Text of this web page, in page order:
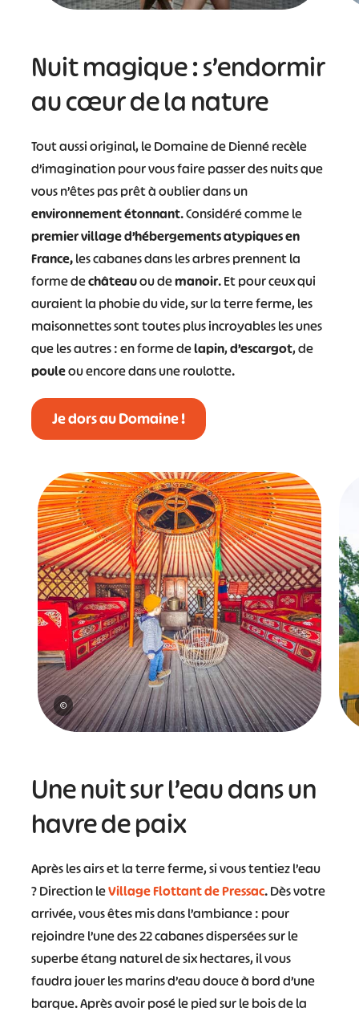
Nuit magique : s’endormir
au cœur de la nature
Tout aussi original, le Domaine de Dienné recèle
d’imagination pour vous faire passer des nuits que
vous n’êtes pas prêt à oublier dans un
environnement étonnant. Considéré comme le
premier village d’hébergements atypiques en
France,les cabanes dans les arbres prennent la
forme dechâteauou demanoir. Et pour ceux qui
auraient la phobie du vide, sur la terre ferme, les
maisonnettes sont toutes plus incroyables les unes
que les autres : en forme delapin,d’escargot, de
pouleou encore dans une roulotte.
Je dors au Domaine !
©
Une nuit sur l’eau dans un
havre de paix
Après les airs et la terre ferme, si vous tentiez l’eau
? Direction leVillage Flottant de Pressac. Dès votre
arrivée, vous êtes mis dans l’ambiance : pour
rejoindre l’une des 22 cabanes dispersées sur le
superbe étang naturel de six hectares, il vous
faudra jouer les marins d’eau douce à bord d’une
barque. Après avoir posé le pied sur le bois de la